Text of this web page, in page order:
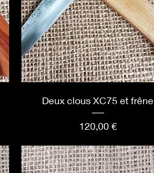
Deux clous XC75 et frêne
Prix
120,00 €